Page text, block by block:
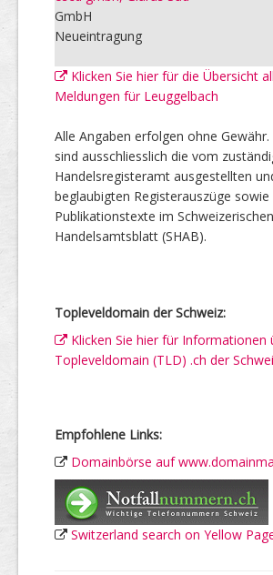
GmbH
Neueintragung
Klicken Sie hier für die Übersicht
Meldungen für Leuggelbach
Alle Angaben erfolgen ohne Gewähr.
sind ausschliesslich die vom
Handelsregisteramt ausgestellten
beglaubigten Registerauszüge
Publikationstexte im Schweizerischen
Handelsamtsblatt (SHAB).
Topleveldomain der Schweiz:
Klicken Sie hier für Informationen
Topleveldomain (TLD) .ch der
Empfohlene Links:
Domainbörse auf
Switzerland search on Yellow